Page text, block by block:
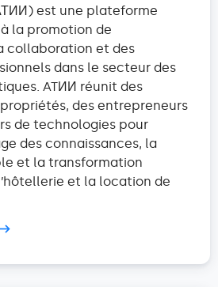
est une plateforme
la promotion de
collaboration et des
dans le secteur des
ATИИ réunit des
des entrepreneurs
de technologies pour
des connaissances, la
et la transformation
et la location de